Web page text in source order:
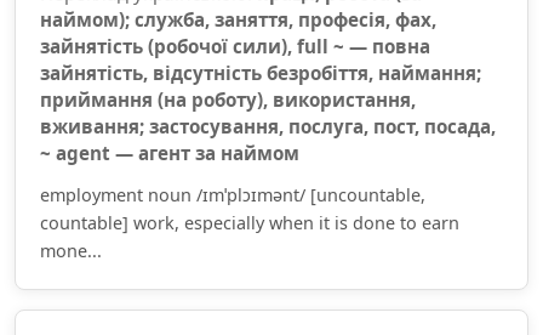
наймом); служба, заняття, професія, фах,
зайнятість (робочої сили), full ~ — повна
зайнятість, відсутність безробіття, наймання;
приймання (на роботу), використання,
вживання; застосування, послуга, пост, посада,
~ agent — агент за наймом
employment noun /ɪmˈplɔɪmənt/ [uncountable,
countable] work, especially when it is done to earn
mone...